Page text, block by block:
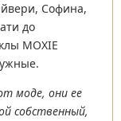
Софина,
до
MOXIE
моде, они ее
собственный,